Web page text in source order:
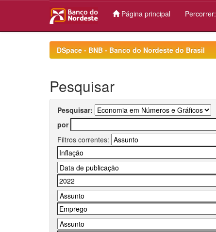
Página principal Percorrer:
DSpace - BNB - Banco do Nordeste do Brasil
Pesquisar
Pesquisar:
por
Filtros correntes: